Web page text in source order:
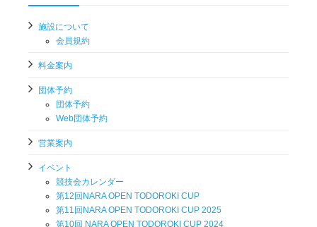
施設について
会員規約
料金案内
団体予約
団体予約
Web団体予約
営業案内
イベント
競技会カレンダー
第12回NARA OPEN TODOROKI CUP
第11回NARA OPEN TODOROKI CUP 2025
第10回 NARA OPEN TODOROKI CUP 2024